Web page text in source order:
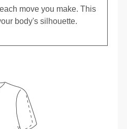
move you make. This
body's silhouette.